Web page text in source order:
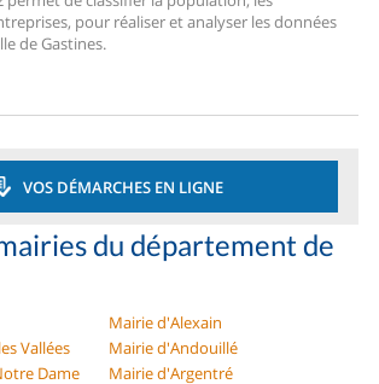
pour réaliser et analyser les données
de Gastines.
VOS DÉMARCHES EN LIGNE
du département de
Mairie d'Alexain
Vallées
Mairie d'Andouillé
Dame
Mairie d'Argentré